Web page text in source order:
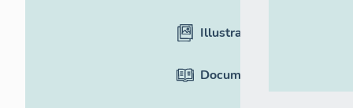
Illustrations
Documentation